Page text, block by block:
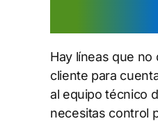
Hay líneas que no
cliente para
al equipo técnico
necesitas control